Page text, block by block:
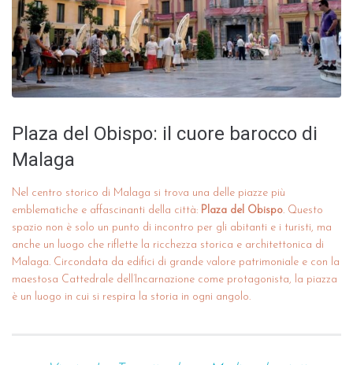
Plaza del Obispo: il cuore barocco di
Malaga
Nel centro storico di Malaga si trova una delle piazze più
emblematiche e affascinanti della città: Plaza del Obispo. Questo
spazio non è solo un punto di incontro per gli abitanti e i turisti, ma
anche un luogo che riflette la ricchezza storica e architettonica di
Malaga. Circondata da edifici di grande valore patrimoniale e con la
maestosa Cattedrale dell’Incarnazione come protagonista, la piazza
è un luogo in cui si respira la storia in ogni angolo.